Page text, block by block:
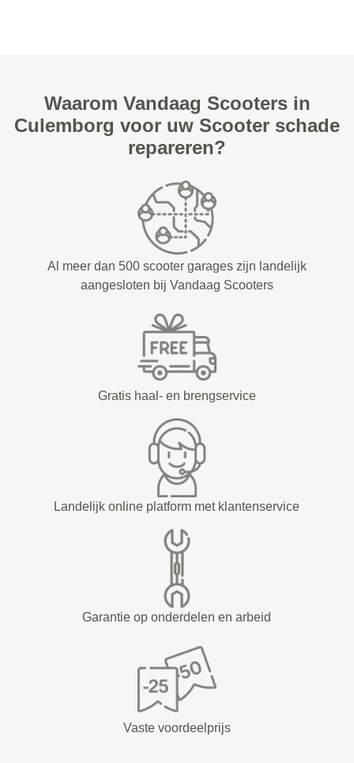
Waarom Vandaag Scooters in
Culemborg voor uw Scooter schade
repareren?
Al meer dan 500 scooter garages zijn landelijk
aangesloten bij Vandaag Scooters
Gratis haal- en brengservice
Landelijk online platform met klantenservice
Garantie op onderdelen en arbeid
Vaste voordeelprijs